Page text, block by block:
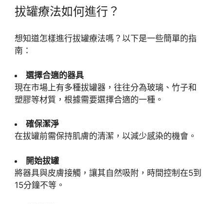
拔罐療法如何進行？
想知道怎樣進行拔罐療法嗎？以下是一些簡單的指
南：
選擇合適的器具
現在市場上有多種拔罐器，往往分為玻璃、竹子和
塑膠等材質，根據需要選擇合適的一種。
確保潔淨
在拔罐前需保持肌膚的清潔，以減少感染的機會。
開始拔罐
將器具與皮膚接觸，讓其自然吸附，時間控制在5到
15分鐘不等。